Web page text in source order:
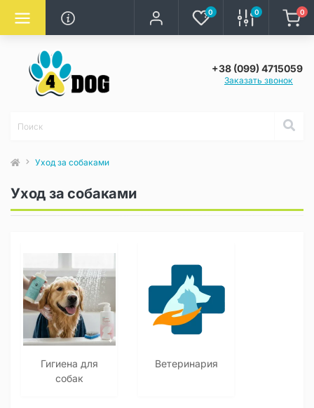
0 0 0
+38 (099) 4715059
Заказать звонок
Уход за собаками
Уход за собаками
Гигиена для
собак
Ветеринария